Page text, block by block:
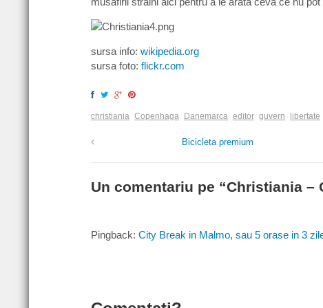
sursa info: wikipedia.org
sursa foto: flickr.com
christiania Copenhaga Danemarca editor guvern libertate
Bicicleta premium
Un comentariu pe “Christiania –
Pingback: City Break in Malmo, sau 5 orase in 3